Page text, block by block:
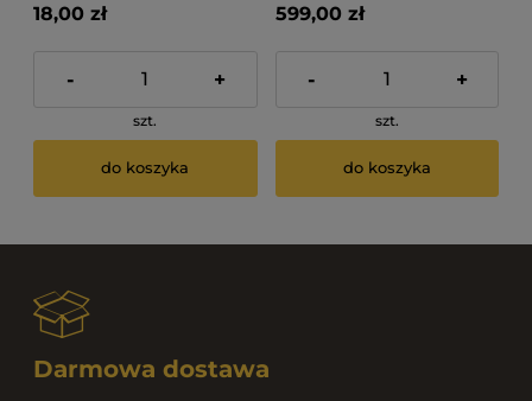
18,00 zł
- +
szt.
do koszyka
599,00 zł
- +
szt.
do koszyka
Darmowa dostawa